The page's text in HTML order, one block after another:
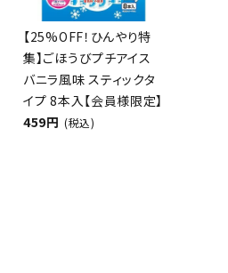
【25%OFF！ひんやり特
集】ごほうびプチアイス
バニラ風味 スティックタ
イプ 8本入【会員様限定】
459円 (税込)